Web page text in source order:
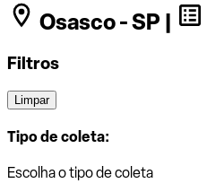
Osasco - SP |
Filtros
Limpar
Tipo de coleta:
Escolha o tipo de coleta